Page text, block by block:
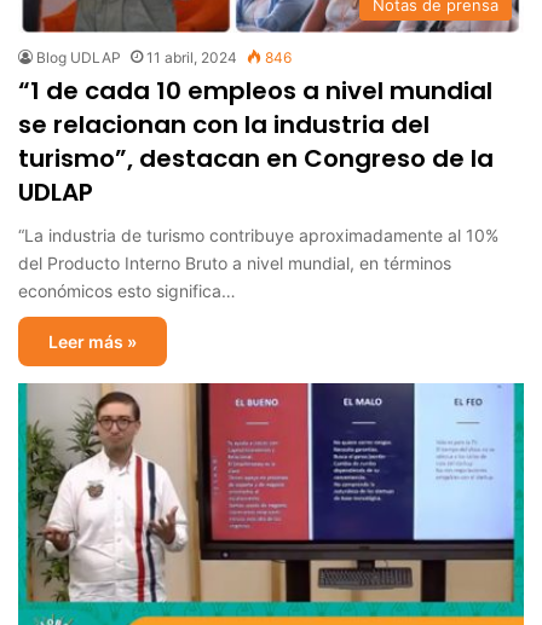
Notas de prensa
Blog UDLAP 11 abril, 2024 846
“1 de cada 10 empleos a nivel mundial
se relacionan con la industria del
turismo”, destacan en Congreso de la
UDLAP
“La industria de turismo contribuye aproximadamente al 10%
del Producto Interno Bruto a nivel mundial, en términos
económicos esto significa…
Leer más »